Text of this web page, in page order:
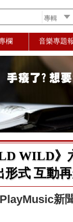
欄 音樂專題
WILD》
形式 互動
PlayMusic新